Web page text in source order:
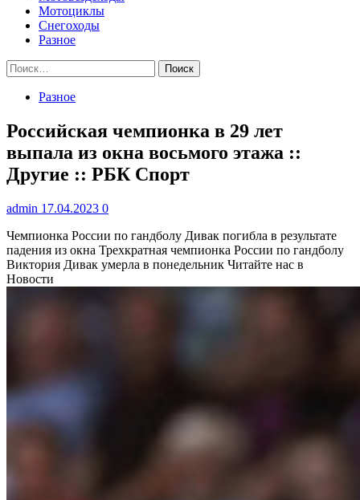
Мотоциклы
Снегоходы
Разное
Найти:
Разное
Российская чемпионка в 29 лет
выпала из окна восьмого этажа ::
Другие :: РБК Спорт
admin 17.04.2023 0
Чемпионка России по гандболу Дивак погибла в результате
падения из окна Трехкратная чемпионка России по гандболу
Виктория Дивак умерла в понедельник Читайте нас в
Новости